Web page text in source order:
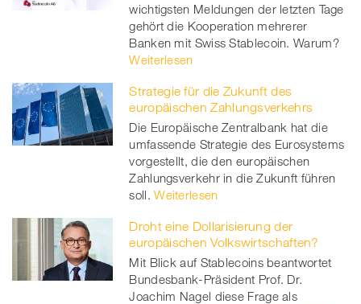
wichtigsten Meldungen der letzten Tage
gehört die Kooperation mehrerer
Banken mit Swiss Stablecoin. Warum?
Weiterlesen
Strategie für die Zukunft des
europäischen Zahlungsverkehrs
Die Europäische Zentralbank hat die
umfassende Strategie des Eurosystems
vorgestellt, die den europäischen
Zahlungsverkehr in die Zukunft führen
soll. Weiterlesen
Droht eine Dollarisierung der
europäischen Volkswirtschaften?
Mit Blick auf Stablecoins beantwortet
Bundesbank-Präsident Prof. Dr.
Joachim Nagel diese Frage als